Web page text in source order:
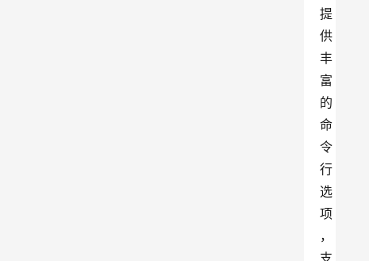
提
供
丰
富
的
命
令
行
选
项
，
支